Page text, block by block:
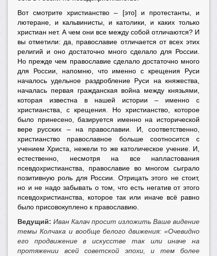
Вот смотрите христианство – [это] и протестанты, и
лютеране, и кальвинисты, и католики, и каких только
христиан нет. А чем они все между собой отличаются? И
вы отметили: да, православие отличается от всех этих
религий и оно достаточно много сделало для России.
Но прежде чем православие сделало достаточно много
для России, напомню, что именно с крещения Руси
началось удельное раздробление Руси на княжества,
началась первая гражданская война между князьями,
которая известна в нашей истории – именно с
христианства, с крещения. Но христианство, которое
было принесено, базируется именно на исторической
вере русских – на православии. И, соответственно,
христианство православное больше соотносится с
учением Христа, нежели то же католическое учение. И,
естественно, несмотря на все напластования
псевдохристианства, православие во многом сыграло
позитивную роль для России. Отрицать этого не стоит,
но и не надо забывать о том, что есть негатив от этого
псевдохристианства, которое так или иначе всё равно
было присовокуплено к православию.
Ведущий: Иван Калач просит изложить Ваше видение
темы Колчака и вообще белого движения: «Очевидно
его продвижение в искусстве так или иначе на
протяжении всей советской эпохи, и тем более